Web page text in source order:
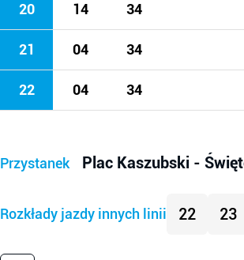
20 14 34
21 04 34
22 04 34
Przystanek Plac Kaszubski -
Rozkłady jazdy innych linii 22 23